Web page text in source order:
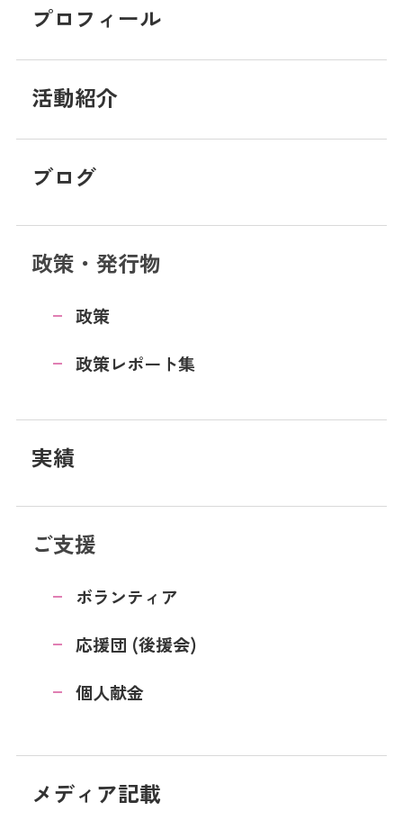
プロフィール
活動紹介
ブログ
政策・発行物
政策
政策レポート集
実績
ご支援
ボランティア
応援団 (後援会)
個人献金
メディア記載